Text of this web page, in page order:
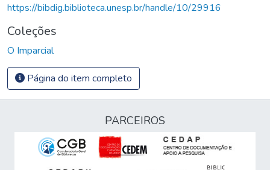
https://bibdig.biblioteca.unesp.br/handle/10/29916
Coleções
O Imparcial
Página do item completo
PARCEIROS